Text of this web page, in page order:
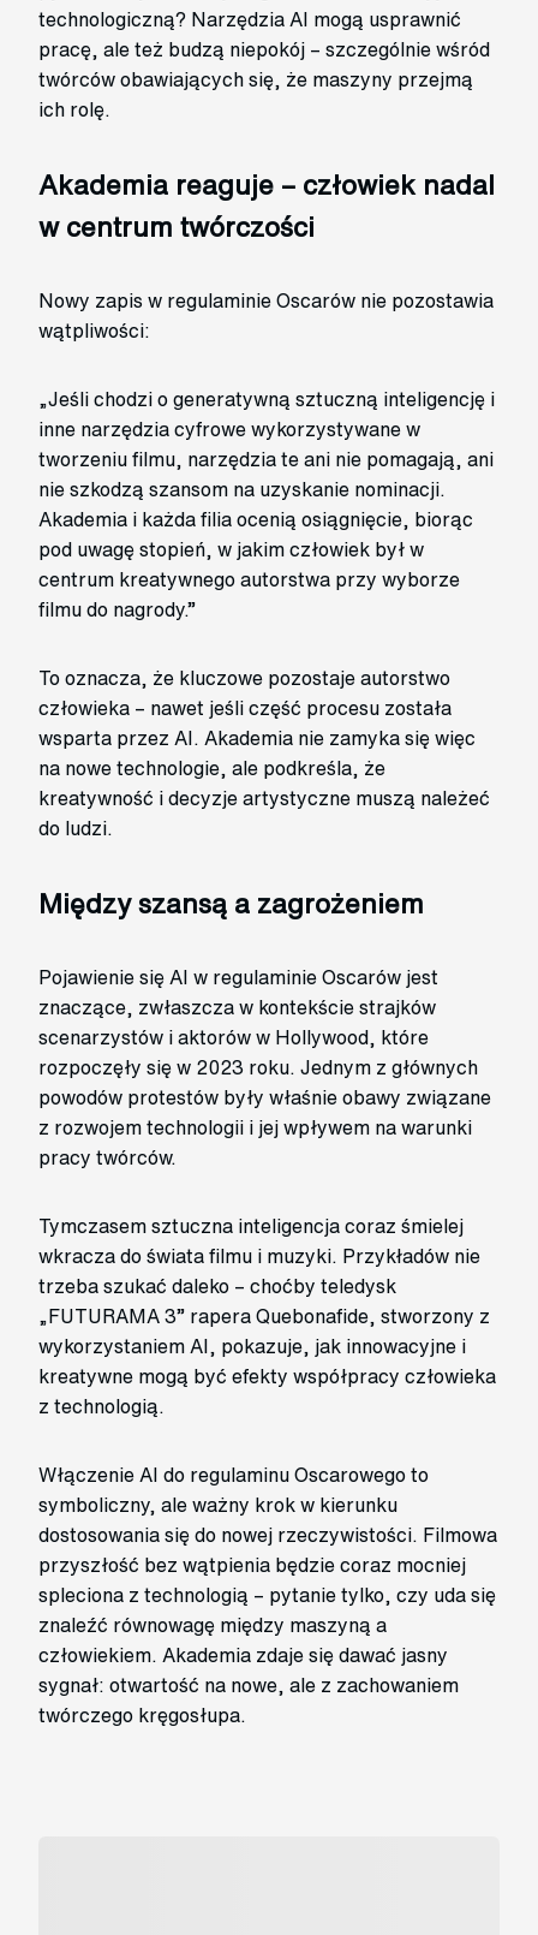
technologiczną? Narzędzia AI mogą usprawnić
pracę, ale też budzą niepokój – szczególnie wśród
twórców obawiających się, że maszyny przejmą
ich rolę.
Akademia reaguje – człowiek nadal
w centrum twórczości
Nowy zapis w regulaminie Oscarów nie pozostawia
wątpliwości:
„Jeśli chodzi o generatywną sztuczną inteligencję i
inne narzędzia cyfrowe wykorzystywane w
tworzeniu filmu, narzędzia te ani nie pomagają, ani
nie szkodzą szansom na uzyskanie nominacji.
Akademia i każda filia ocenią osiągnięcie, biorąc
pod uwagę stopień, w jakim człowiek był w
centrum kreatywnego autorstwa przy wyborze
filmu do nagrody.”
To oznacza, że kluczowe pozostaje autorstwo
człowieka – nawet jeśli część procesu została
wsparta przez AI. Akademia nie zamyka się więc
na nowe technologie, ale podkreśla, że
kreatywność i decyzje artystyczne muszą należeć
do ludzi.
Między szansą a zagrożeniem
Pojawienie się AI w regulaminie Oscarów jest
znaczące, zwłaszcza w kontekście strajków
scenarzystów i aktorów w Hollywood, które
rozpoczęły się w 2023 roku. Jednym z głównych
powodów protestów były właśnie obawy związane
z rozwojem technologii i jej wpływem na warunki
pracy twórców.
Tymczasem sztuczna inteligencja coraz śmielej
wkracza do świata filmu i muzyki. Przykładów nie
trzeba szukać daleko – choćby teledysk
„FUTURAMA 3” rapera Quebonafide, stworzony z
wykorzystaniem AI, pokazuje, jak innowacyjne i
kreatywne mogą być efekty współpracy człowieka
z technologią.
Włączenie AI do regulaminu Oscarowego to
symboliczny, ale ważny krok w kierunku
dostosowania się do nowej rzeczywistości. Filmowa
przyszłość bez wątpienia będzie coraz mocniej
spleciona z technologią – pytanie tylko, czy uda się
znaleźć równowagę między maszyną a
człowiekiem. Akademia zdaje się dawać jasny
sygnał: otwartość na nowe, ale z zachowaniem
twórczego kręgosłupa.